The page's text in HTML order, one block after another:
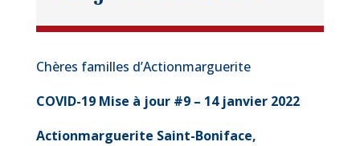
Chères familles d’Actionmarguerite
COVID-19 Mise à jour #9 – 14 janvier 2022
Actionmarguerite Saint-Boniface,